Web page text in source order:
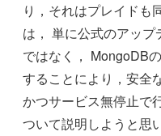
り，それはプレイドも
は， 単に公式のアッ
ではなく， MongoDB
することにより，安全
かつサービス無停止で
ついて説明しようと思